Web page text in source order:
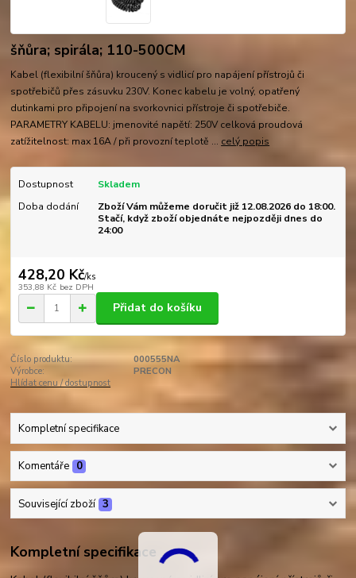
šňůra; spirála; 110-500CM
Kabel (flexibilní šňůra) kroucený s vidlicí pro napájení přístrojů či
spotřebičů přes zásuvku 230V. Konec kabelu je volný, opatřený
dutinkami pro připojení na svorkovnici přístroje či spotřebiče.
PARAMETRY KABELU: jmenovité napětí: 250V celková proudová
zatížitelnost: max 16A / při provozní teplotě ... celý popis
Dostupnost
Skladem
Doba dodání
Zboží Vám můžeme doručit již 12.08.2026 do 18:00.
Stačí, když zboží objednáte nejpozději dnes do
24:00
428,20 Kč/ks
353,88 Kč bez DPH
Přidat do košíku
Číslo produktu:
000555NA
Výrobce:
PRECON
Hlídat cenu / dostupnost
Kompletní specifikace
Komentáře 0
Související zboží 3
Kompletní specifikace